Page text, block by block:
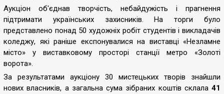
Аукціон об'єднав творчість, небайдужість і прагнення
підтримати українських захисників. На торги було
представлено понад 50 художніх робіт студентів і викладачів
коледжу, які раніше експонувалися на виставці «Незламне
місто» у виставковому просторі станції метро «Золоті
ворота».
За результатами аукціону 30 мистецьких творів знайшли
нових власників, а загальна сума зібраних коштів склала 41